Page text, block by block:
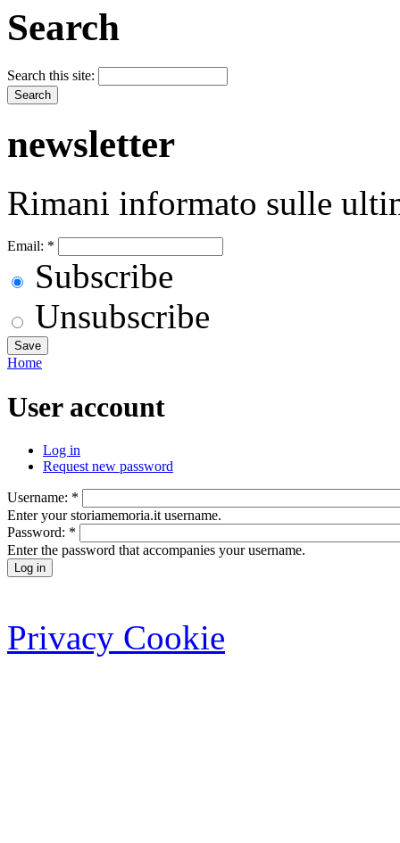
Search
Search this site:
newsletter
Rimani informato sulle
Email: *
Subscribe
Unsubscribe
Home
User account
Log in
Request new password
Username: *
Enter your storiamemoria.it username.
Password: *
Enter the password that accompanies your username.
Privacy Cookie